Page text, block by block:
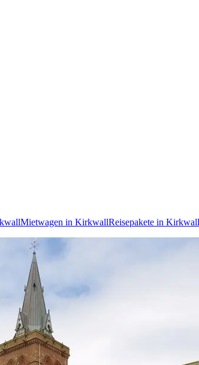
Mietwagen in KirkwallReisepakete in Kirkwall